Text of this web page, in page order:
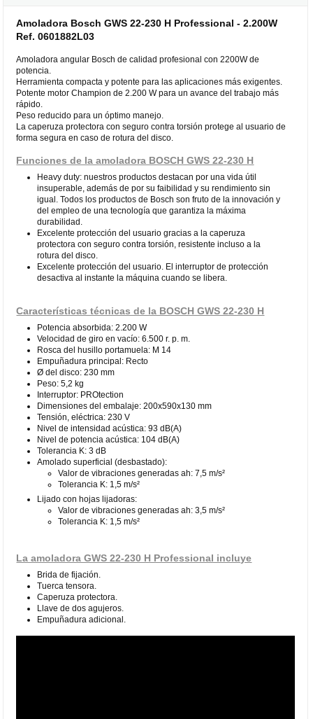
Amoladora Bosch GWS 22-230 H Professional - 2.200W
Ref. 0601882L03
Amoladora angular Bosch de calidad profesional con 2200W de
potencia.
Herramienta compacta y potente para las aplicaciones más exigentes.
Potente motor Champion de 2.200 W para un avance del trabajo más
rápido.
Peso reducido para un óptimo manejo.
La caperuza protectora con seguro contra torsión protege al usuario de
forma segura en caso de rotura del disco.
Funciones de la amoladora BOSCH GWS 22-230 H
Heavy duty: nuestros productos destacan por una vida útil
insuperable, además de por su faibilidad y su rendimiento sin
igual. Todos los productos de Bosch son fruto de la innovación y
del empleo de una tecnología que garantiza la máxima
durabilidad.
Excelente protección del usuario gracias a la caperuza
protectora con seguro contra torsión, resistente incluso a la
rotura del disco.
Excelente protección del usuario. El interruptor de protección
desactiva al instante la máquina cuando se libera.
Características técnicas de la BOSCH GWS 22-230 H
Potencia absorbida: 2.200 W
Velocidad de giro en vacío: 6.500 r. p. m.
Rosca del husillo portamuela: M 14
Empuñadura principal: Recto
Ø del disco: 230 mm
Peso: 5,2 kg
Interruptor: PROtection
Dimensiones del embalaje: 200x590x130 mm
Tensión, eléctrica: 230 V
Nivel de intensidad acústica: 93 dB(A)
Nivel de potencia acústica: 104 dB(A)
Tolerancia K: 3 dB
Amolado superficial (desbastado):
Valor de vibraciones generadas ah: 7,5 m/s²
Tolerancia K: 1,5 m/s²
Lijado con hojas lijadoras:
Valor de vibraciones generadas ah: 3,5 m/s²
Tolerancia K: 1,5 m/s²
La amoladora GWS 22-230 H Professional incluye
Brida de fijación.
Tuerca tensora.
Caperuza protectora.
Llave de dos agujeros.
Empuñadura adicional.